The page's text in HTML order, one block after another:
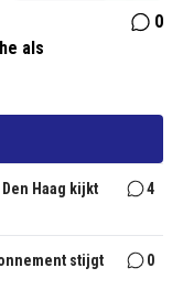
0
als
Haag kijkt
4
stijgt
0